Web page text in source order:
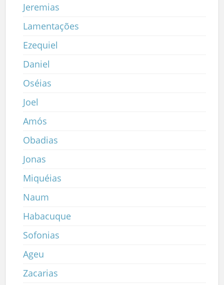
Jeremias
Lamentações
Ezequiel
Daniel
Oséias
Joel
Amós
Obadias
Jonas
Miquéias
Naum
Habacuque
Sofonias
Ageu
Zacarias